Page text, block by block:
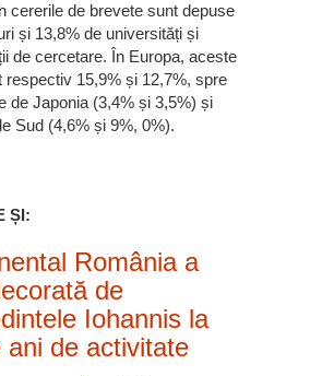
cererile de brevete sunt depuse
și 13,8% de universități și
de cercetare. În Europa, aceste
respectiv 15,9% și 12,7%, spre
de Japonia (3,4% și 3,5%) și
Sud (4,6% și 9%, 0%).
ȘI:
România a
de
Iohannis la
ani de activitate